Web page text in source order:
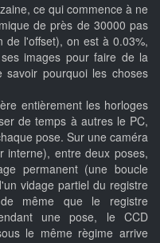
ce qui commence à ne
de près de 30000 pas
l'offset), on est à 0.03%,
images pour faire de la
pourquoi les choses
entièrement les horloges
de temps à autres le PC,
pose. Sur une caméra
interne), entre deux poses,
permanent (une boucle
vidage partiel du registre
même que le registre
une pose, le CCD
le même règime arrive